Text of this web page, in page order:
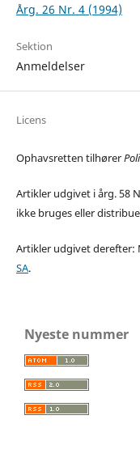
Årg. 26 Nr. 4 (1994)
Sektion
Anmeldelser
Licens
Ophavsretten tilhører
Artikler udgivet i årg. 58
ikke bruges eller
Artikler udgivet derefter:
SA.
Nyeste nummer